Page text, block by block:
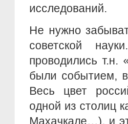
исследований.
Не нужно
советской
проводились т.н.
были событием,
Весь цвет
одной из столиц
Махачкале…), и